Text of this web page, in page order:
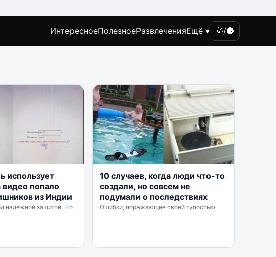
ИнтересноеПолезноеРазвлеченияЕщё ▾ 🌞/🌚
использует
видео попало
из Индии
надежной защитой. Но
10 случаев, когда люди что-то
создали, но совсем не
подумали о последствиях
Ошибки, поражающие своей тупостью.